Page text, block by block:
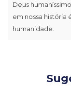
Deus
em nossa história
humanidade.